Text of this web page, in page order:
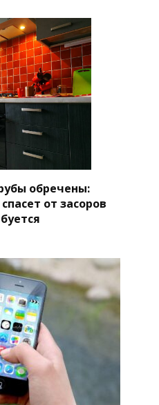
обречены:
от засоров